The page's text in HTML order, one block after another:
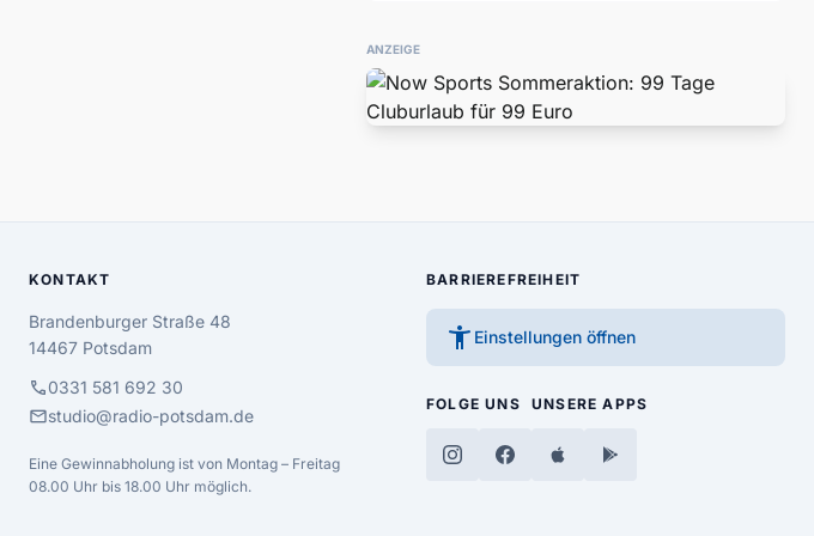
ANZEIGE
KONTAKT
Brandenburger Straße 48
14467 Potsdam
call0331 581 692 30
mailstudio@radio-potsdam.de
Eine Gewinnabholung ist von Montag – Freitag
08.00 Uhr bis 18.00 Uhr möglich.
BARRIEREFREIHEIT
accessibility_new Einstellungen öffnen
FOLGE UNS UNSERE APPS